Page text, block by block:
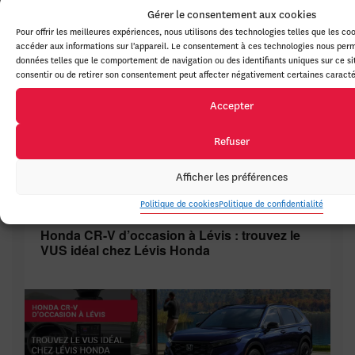
Gérer le consentement aux cookies
Pour offrir les meilleures expériences, nous utilisons des technologies telles que les
accéder aux informations sur l'appareil. Le consentement à ces technologies nous
données telles que le comportement de navigation ou des identifiants uniques sur ce
consentir ou de retirer son consentement peut affecter négativement certaines
Accepter
Refuser
Afficher les préférences
Politique de cookiesPolitique de confidentialité
HR-V
en inventaire
Autres articles à lire
Honda CR-V d’occasion à Lévis : trouvez le
VUS idéal chez Lévis Honda